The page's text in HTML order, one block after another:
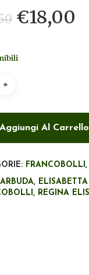
Il
prezzo
originale
€18,00
Aggiungi Al Carrello
FRANCOBOLLI
,
, REGINA